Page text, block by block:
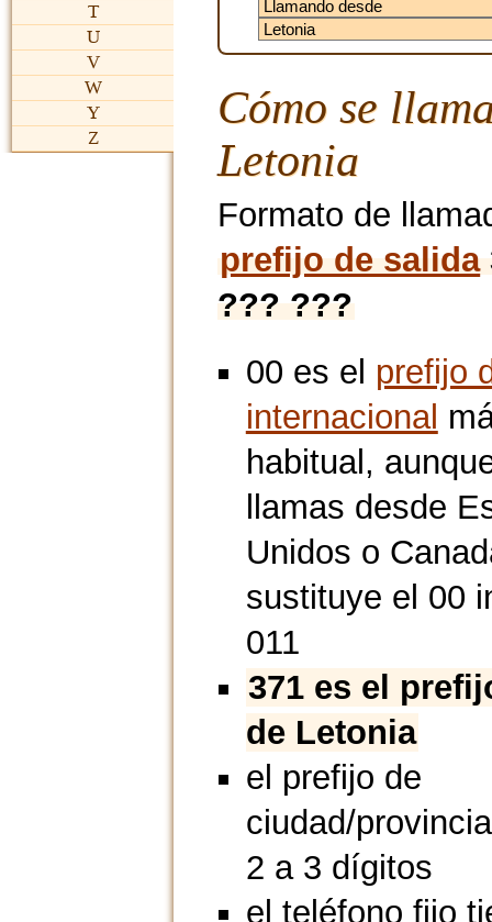
T
U
V
W
Y
Z
Cómo se
Letonia
Formato de
prefijo de salida
??? ???
00 es el prefijo
internacional
habitual,
llamas desde
Unidos o
sustituye el 00
011
371 es el
de Letonia
el prefijo de
ciudad/
2 a 3 dígitos
el teléfono fijo